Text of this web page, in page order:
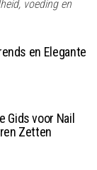
voeding en
en Elegante
Gids voor Nail
Zetten